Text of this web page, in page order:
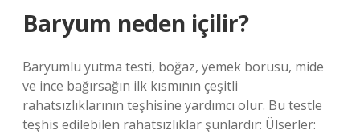
Baryum neden içilir?
Baryumlu yutma testi, boğaz, yemek borusu, mide
ve ince bağırsağın ilk kısmının çeşitli
rahatsızlıklarının teşhisine yardımcı olur. Bu testle
teşhis edilebilen rahatsızlıklar şunlardır: Ülserler: